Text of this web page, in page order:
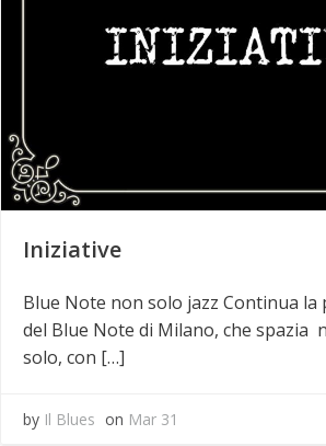
Iniziative
Blue Note non solo jazz Continua
del Blue Note di Milano, che spazia
solo, con […]
by Il Blues on Mar 31